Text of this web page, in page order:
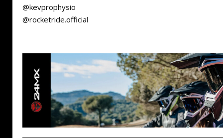
@kevprophysio
@rocketride.official